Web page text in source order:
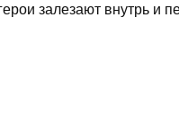
залезают внутрь и